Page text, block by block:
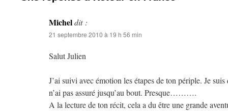
Micheldit :
21 septembre 2010 à 19 h 56 min
Salut Julien
J’ai suivi avec émotion les étapes de ton périple. Je
n’ai pas assuré jusqu’au bout. Presque……….
A la lecture de ton récit, cela a du être une grande